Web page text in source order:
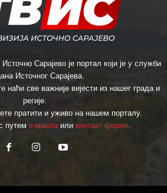
Сарајево је портал који је у служби
Источног Сарајева.
све важније вијести из нашег града и
регије.
пратити и уживо на нашем порталу.
путем е-маилаили контакт форме.